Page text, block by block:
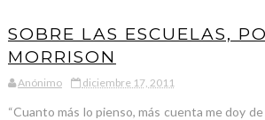
SOBRE LAS ESCUELAS,
MORRISON
Anónimo diciembre 17, 2011
“Cuanto más lo pienso, más cuenta me doy